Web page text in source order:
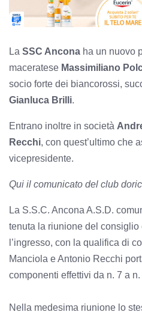
La SSC Ancona ha un nuovo
maceratese Massimiliano
socio forte dei biancorossi,
Gianluca Brilli.
Entrano inoltre in società
Recchi, con quest’ultimo che
vicepresidente.
Qui il comunicato del club
La S.S.C. Ancona A.S.D.
tenuta la riunione del
l’ingresso, con la qualifica di
Manciola e Antonio Recchi
componenti effettivi da n. 7 a n.
Nella medesima riunione lo